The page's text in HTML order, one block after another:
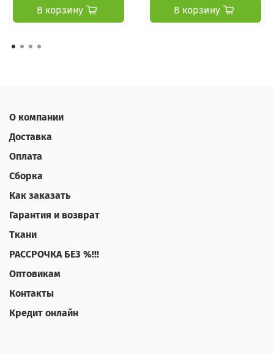
В корзину В корзину
О компании
Доставка
Оплата
Сборка
Как заказать
Гарантия и возврат
Ткани
РАССРОЧКА БЕЗ %!!!
Оптовикам
Контакты
Кредит онлайн